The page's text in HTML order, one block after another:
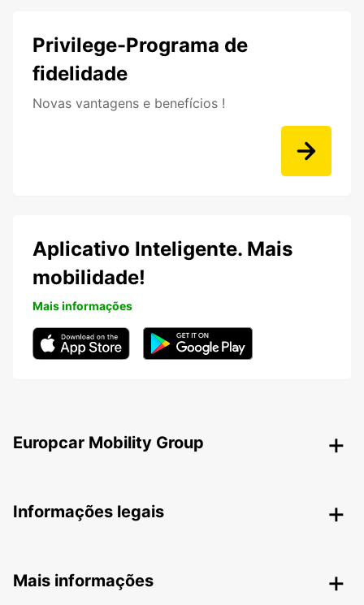
Privilege-Programa de
fidelidade
Novas vantagens e benefícios !
Aplicativo Inteligente. Mais
mobilidade!
Mais informações
Europcar Mobility Group
Informações legais
Mais informações